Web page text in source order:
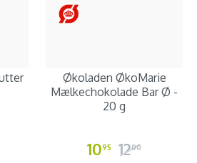
Økoladen ØkoMarie
Mælkechokolade Bar Ø -
20 g
1095 1200